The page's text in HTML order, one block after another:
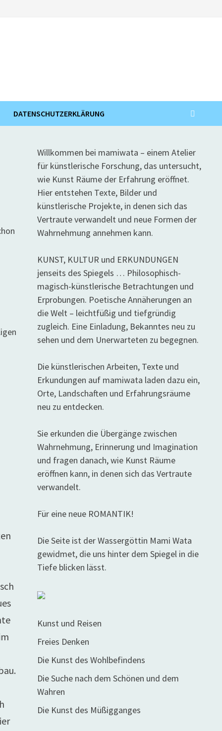
DATENSCHUTZERKLÄRUNG
Willkommen bei mamiwata – einem Atelier
für künstlerische Forschung, das untersucht,
wie Kunst Räume der Erfahrung eröffnet.
Hier entstehen Texte, Bilder und
künstlerische Projekte, in denen sich das
Vertraute verwandelt und neue Formen der
Wahrnehmung annehmen kann.
KUNST, KULTUR und ERKUNDUNGEN
jenseits des Spiegels … Philosophisch-
magisch-künstlerische Betrachtungen und
Erprobungen. Poetische Annäherungen an
die Welt – leichtfüßig und tiefgründig
zugleich. Eine Einladung, Bekanntes neu zu
sehen und dem Unerwarteten zu begegnen.
Die künstlerischen Arbeiten, Texte und
Erkundungen auf mamiwata laden dazu ein,
Orte, Landschaften und Erfahrungsräume
neu zu entdecken.
Sie erkunden die Übergänge zwischen
Wahrnehmung, Erinnerung und Imagination
und fragen danach, wie Kunst Räume
eröffnen kann, in denen sich das Vertraute
verwandelt.
Für eine neue ROMANTIK!
Die Seite ist der Wassergöttin Mami Wata
gewidmet, die uns hinter dem Spiegel in die
Tiefe blicken lässt.
Kunst und Reisen
Freies Denken
Die Kunst des Wohlbefindens
Die Suche nach dem Schönen und dem
Wahren
Die Kunst des Müßigganges